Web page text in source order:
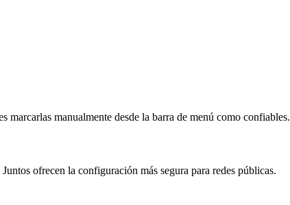
marcarlas manualmente desde la barra de menú como confiables.
ofrecen la configuración más segura para redes públicas.